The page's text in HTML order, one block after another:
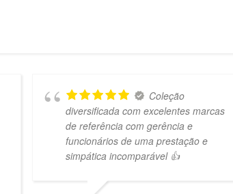
Coleção
diversificada com excelentes marcas
de referência com gerência e
funcionários de uma prestação e
simpática incomparável 👍